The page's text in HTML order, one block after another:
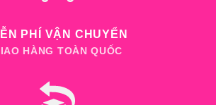
PHÍ VẬN CHUYỂN
HÀNG TOÀN QUỐC